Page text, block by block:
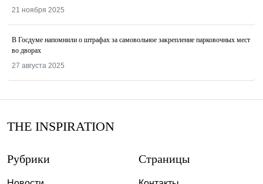
21 ноября 2025
В Госдуме напомнили о штрафах за самовольное закрепление парковочных мест
во дворах
27 августа 2025
THE INSPIRATION
Рубрики Страницы